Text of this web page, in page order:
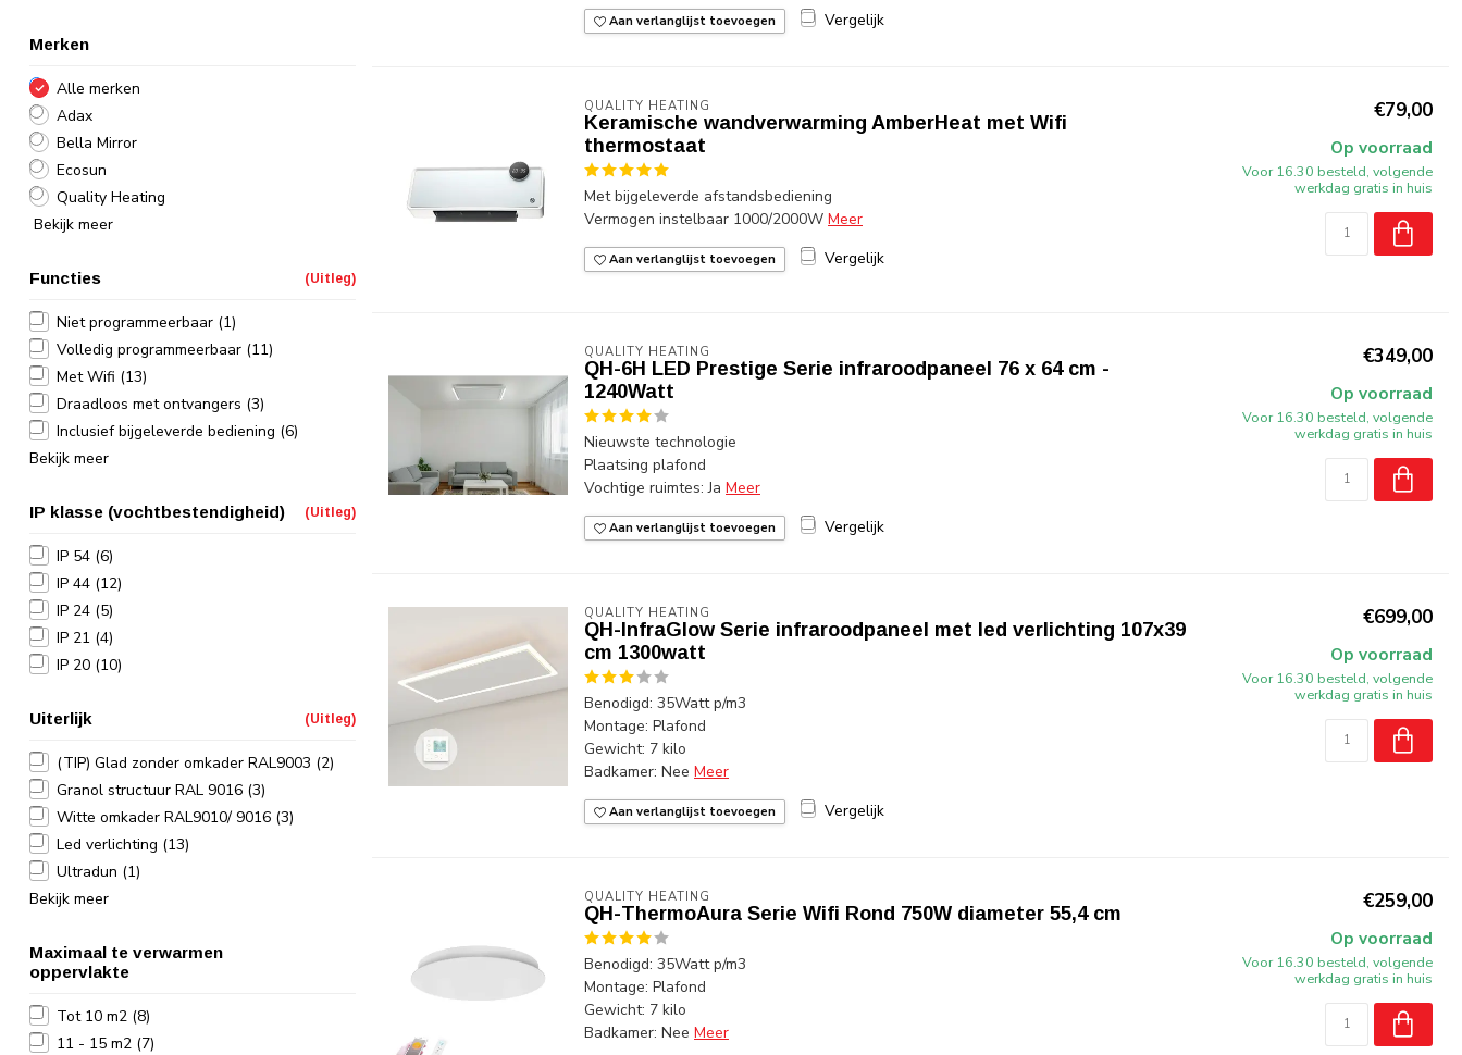
Merken
Alle merken
Adax
Bella Mirror
Ecosun
Quality Heating
Bekijk meer
Functies (Uitleg)
Niet programmeerbaar (1)
Volledig programmeerbaar (11)
Met Wifi (13)
Draadloos met ontvangers (3)
Inclusief bijgeleverde bediening (6)
Bekijk meer
IP klasse (vochtbestendigheid) (Uitleg)
IP 54 (6)
IP 44 (12)
IP 24 (5)
IP 21 (4)
IP 20 (10)
Uiterlijk (Uitleg)
(TIP) Glad zonder omkader RAL9003 (2)
Granol structuur RAL 9016 (3)
Witte omkader RAL9010/ 9016 (3)
Led verlichting (13)
Ultradun (1)
Bekijk meer
Maximaal te verwarmen
oppervlakte
Tot 10 m2 (8)
11 - 15 m2 (7)
Aan verlanglijst toevoegen Vergelijk
QUALITY HEATING
Keramische wandverwarming AmberHeat met Wifi
thermostaat
Met bijgeleverde afstandsbediening
Vermogen instelbaar 1000/2000W Meer
Aan verlanglijst toevoegen Vergelijk
€79,00
Op voorraad
Voor 16.30 besteld, volgende
werkdag gratis in huis
QUALITY HEATING
QH-6H LED Prestige Serie infraroodpaneel 76 x 64 cm -
1240Watt
Nieuwste technologie
Plaatsing plafond
Vochtige ruimtes: Ja Meer
Aan verlanglijst toevoegen Vergelijk
€349,00
Op voorraad
Voor 16.30 besteld, volgende
werkdag gratis in huis
QUALITY HEATING
QH-InfraGlow Serie infraroodpaneel met led verlichting 107x39
cm 1300watt
Benodigd: 35Watt p/m3
Montage: Plafond
Gewicht: 7 kilo
Badkamer: Nee Meer
Aan verlanglijst toevoegen Vergelijk
€699,00
Op voorraad
Voor 16.30 besteld, volgende
werkdag gratis in huis
QUALITY HEATING
QH-ThermoAura Serie Wifi Rond 750W diameter 55,4 cm
Benodigd: 35Watt p/m3
Montage: Plafond
Gewicht: 7 kilo
Badkamer: Nee Meer
€259,00
Op voorraad
Voor 16.30 besteld, volgende
werkdag gratis in huis